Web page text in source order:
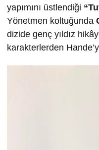
yapımını üstlendiği
Yönetmen koltuğunda
dizide genç yıldız
karakterlerden